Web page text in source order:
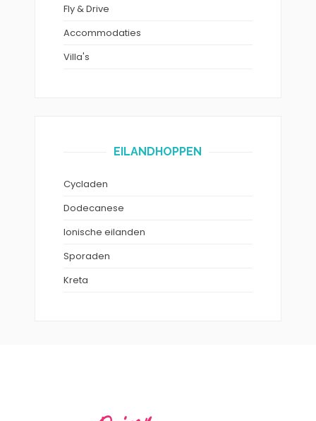
Fly & Drive
Accommodaties
Villa's
EILANDHOPPEN
Cycladen
Dodecanese
Ionische eilanden
Sporaden
Kreta